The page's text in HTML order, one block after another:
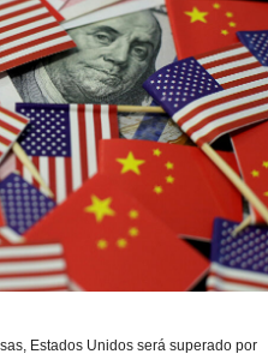
Estados Unidos será superado por